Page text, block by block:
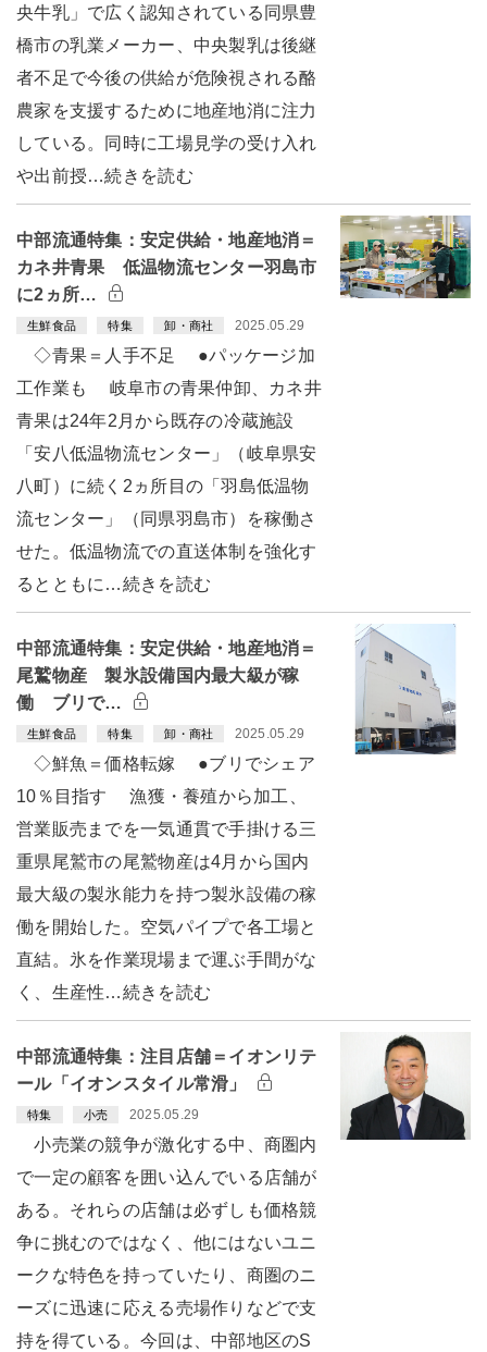
央牛乳」で広く認知されている同県豊
橋市の乳業メーカー、中央製乳は後継
者不足で今後の供給が危険視される酪
農家を支援するために地産地消に注力
している。同時に工場見学の受け入れ
や出前授…続きを読む
中部流通特集：安定供給・地産地消＝
カネ井青果 低温物流センター羽島市
に2ヵ所…
生鮮食品 特集 卸・商社 2025.05.29
◇青果＝人手不足 ●パッケージ加
工作業も 岐阜市の青果仲卸、カネ井
青果は24年2月から既存の冷蔵施設
「安八低温物流センター」（岐阜県安
八町）に続く2ヵ所目の「羽島低温物
流センター」（同県羽島市）を稼働さ
せた。低温物流での直送体制を強化す
るとともに…続きを読む
中部流通特集：安定供給・地産地消＝
尾鷲物産 製氷設備国内最大級が稼
働 ブリで…
生鮮食品 特集 卸・商社 2025.05.29
◇鮮魚＝価格転嫁 ●ブリでシェア
10％目指す 漁獲・養殖から加工、
営業販売までを一気通貫で手掛ける三
重県尾鷲市の尾鷲物産は4月から国内
最大級の製氷能力を持つ製氷設備の稼
働を開始した。空気パイプで各工場と
直結。氷を作業現場まで運ぶ手間がな
く、生産性…続きを読む
中部流通特集：注目店舗＝イオンリテ
ール「イオンスタイル常滑」
特集 小売 2025.05.29
小売業の競争が激化する中、商圏内
で一定の顧客を囲い込んでいる店舗が
ある。それらの店舗は必ずしも価格競
争に挑むのではなく、他にはないユニ
ークな特色を持っていたり、商圏のニ
ーズに迅速に応える売場作りなどで支
持を得ている。今回は、中部地区のS